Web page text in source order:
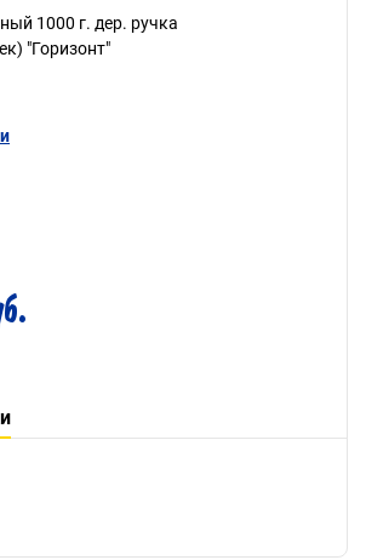
1000 г. дер. ручка
"Горизонт"